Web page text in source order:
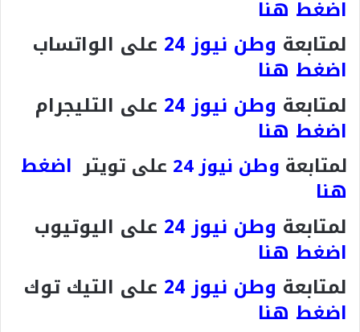
اضغط هنا
لمتابعة وطن نيوز 24 على الواتساب
اضغط هنا
لمتابعة وطن نيوز 24 على التليجرام
اضغط هنا
لمتابعة وطن نيوز 24 على تويتر اضغط
هنا
لمتابعة وطن نيوز 24 على اليوتيوب
اضغط هنا
لمتابعة وطن نيوز 24 على التيك توك
اضغط هنا